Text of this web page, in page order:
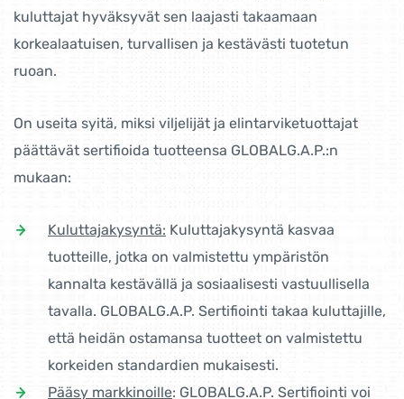
kuluttajat hyväksyvät sen laajasti takaamaan
korkealaatuisen, turvallisen ja kestävästi tuotetun
ruoan.
On useita syitä, miksi viljelijät ja elintarviketuottajat
päättävät sertifioida tuotteensa GLOBALG.A.P.:n
mukaan:
Kuluttajakysyntä: Kuluttajakysyntä kasvaa
tuotteille, jotka on valmistettu ympäristön
kannalta kestävällä ja sosiaalisesti vastuullisella
tavalla. GLOBALG.A.P. Sertifiointi takaa kuluttajille,
että heidän ostamansa tuotteet on valmistettu
korkeiden standardien mukaisesti.
Pääsy markkinoille: GLOBALG.A.P. Sertifiointi voi